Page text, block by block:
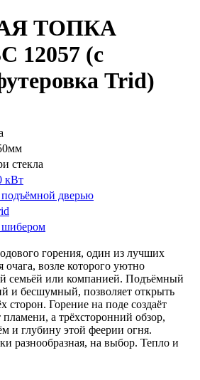
ТОПКА
12057 (с
Trid)
стекла
кВт
дверью
горения, один из лучших
очага, возле которого уютно
семьёй или компанией. Подъёмный
и бесшумный, позволяет открыть
сторон. Горение на поде создаёт
а трёхсторонний обзор,
и глубину этой феерии огня.
разнообразная, на выбор. Тепло и